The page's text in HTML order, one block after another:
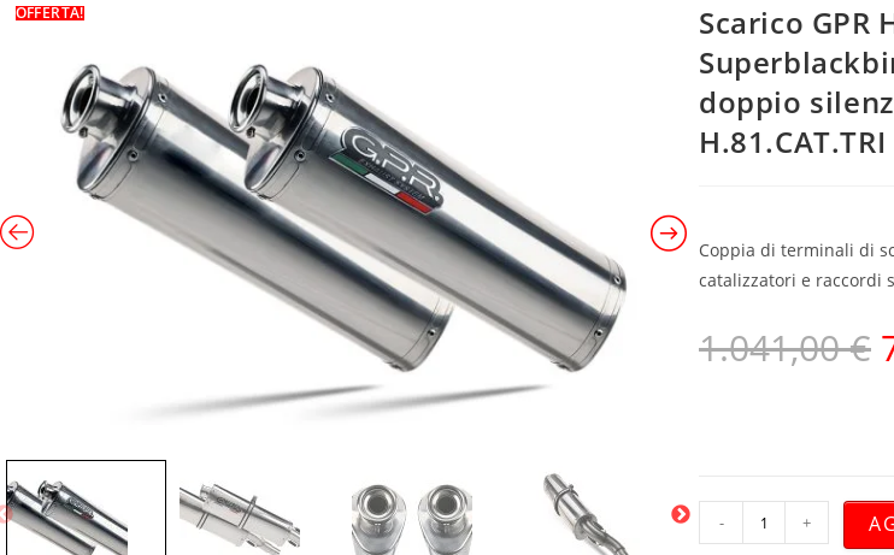
OFFERTA!
Scarico GPR
doppio
H.81.CAT.TRI
Coppia di terminali di
catalizzatori e raccordi
1.041,00€
- +